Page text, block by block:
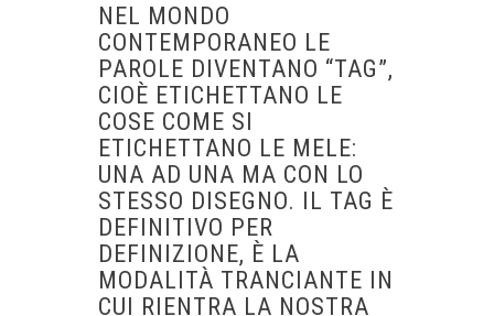
NEL MONDO
CONTEMPORANEO LE
PAROLE DIVENTANO “TAG”,
CIOÈ ETICHETTANO LE
COSE COME SI
ETICHETTANO LE MELE:
UNA AD UNA MA CON LO
STESSO DISEGNO. IL TAG È
DEFINITIVO PER
DEFINIZIONE, È LA
MODALITÀ TRANCIANTE IN
CUI RIENTRA LA NOSTRA